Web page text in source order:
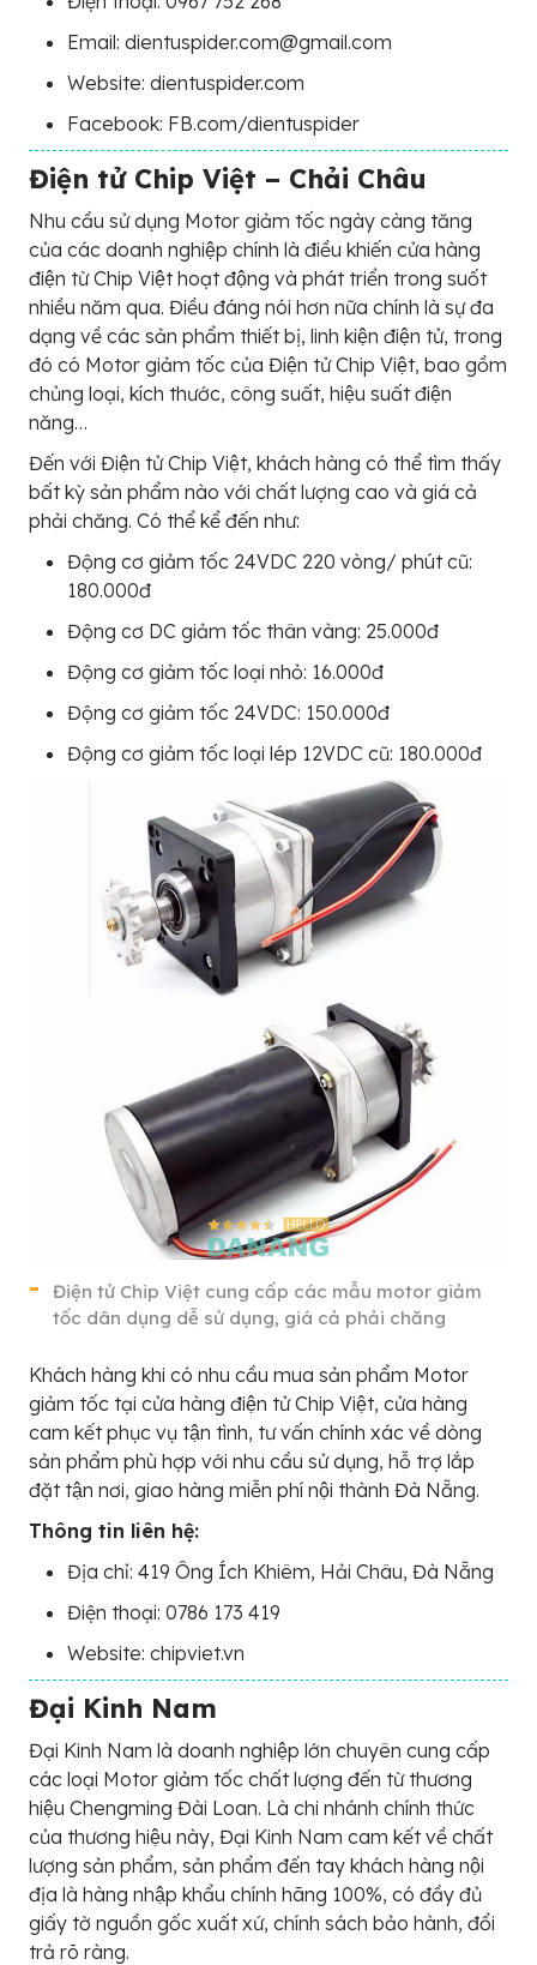
Email: dientuspider.com@gmail.com
Website: dientuspider.com
Facebook: FB.com/dientuspider
Điện tử Chip Việt – Chải Châu
Nhu cầu sử dụng Motor giảm tốc ngày càng tăng
của các doanh nghiệp chính là điều khiến cửa hàng
điện từ Chip Việt hoạt động và phát triển trong suốt
nhiều năm qua. Điều đáng nói hơn nữa chính là sự đa
dạng về các sản phẩm thiết bị, linh kiện điện tử, trong
đó có Motor giảm tốc của Điện tử Chip Việt, bao gồm
chủng loại, kích thước, công suất, hiệu suất điện
năng…
Đến với Điện tử Chip Việt, khách hàng có thể tìm thấy
bất kỳ sản phẩm nào với chất lượng cao và giá cả
phải chăng. Có thể kể đến như:
Động cơ giảm tốc 24VDC 220 vòng/ phút cũ:
180.000đ
Động cơ DC giảm tốc thân vàng: 25.000đ
Động cơ giảm tốc loại nhỏ: 16.000đ
Động cơ giảm tốc 24VDC: 150.000đ
Động cơ giảm tốc loại lép 12VDC cũ: 180.000đ
Điện tử Chip Việt cung cấp các mẫu motor giảm
tốc dân dụng dễ sử dụng, giá cả phải chăng
Khách hàng khi có nhu cầu mua sản phẩm Motor
giảm tốc tại cửa hàng điện tử Chip Việt, cửa hàng
cam kết phục vụ tận tình, tư vấn chính xác về dòng
sản phẩm phù hợp với nhu cầu sử dụng, hỗ trợ lắp
đặt tận nơi, giao hàng miễn phí nội thành Đà Nẵng.
Thông tin liên hệ:
Địa chỉ: 419 Ông Ích Khiêm, Hải Châu, Đà Nẵng
Điện thoại: 0786 173 419
Website: chipviet.vn
Đại Kinh Nam
Đại Kinh Nam là doanh nghiệp lớn chuyên cung cấp
các loại Motor giảm tốc chất lượng đến từ thương
hiệu Chengming Đài Loan. Là chi nhánh chính thức
của thương hiệu này, Đại Kinh Nam cam kết về chất
lượng sản phẩm, sản phẩm đến tay khách hàng nội
địa là hàng nhập khẩu chính hãng 100%, có đầy đủ
giấy tờ nguồn gốc xuất xứ, chính sách bảo hành, đổi
trả rõ ràng.